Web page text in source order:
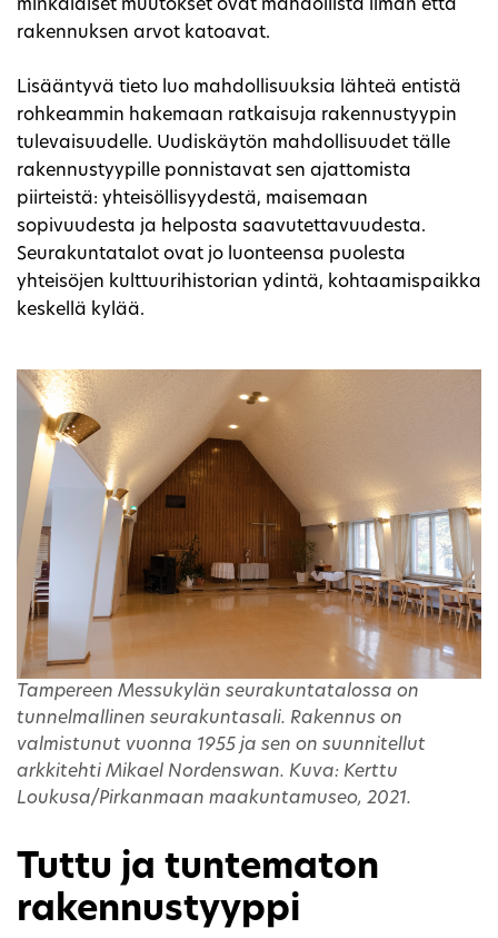
minkälaiset muutokset ovat mahdollista ilman että
rakennuksen arvot katoavat.
Lisääntyvä tieto luo mahdollisuuksia lähteä entistä
rohkeammin hakemaan ratkaisuja rakennustyypin
tulevaisuudelle. Uudiskäytön mahdollisuudet tälle
rakennustyypille ponnistavat sen ajattomista
piirteistä: yhteisöllisyydestä, maisemaan
sopivuudesta ja helposta saavutettavuudesta.
Seurakuntatalot ovat jo luonteensa puolesta
yhteisöjen kulttuurihistorian ydintä, kohtaamispaikka
keskellä kylää.
Tampereen Messukylän seurakuntatalossa on
tunnelmallinen seurakuntasali. Rakennus on
valmistunut vuonna 1955 ja sen on suunnitellut
arkkitehti Mikael Nordenswan. Kuva: Kerttu
Loukusa/Pirkanmaan maakuntamuseo, 2021.
Tuttu ja tuntematon
rakennustyyppi